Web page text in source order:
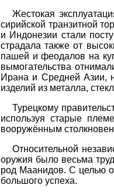
Жестокая
сирийской транзитной
и Индонезии стали
страдала также от
пашей и феодалов на
вымогательства
Ирана и Средней Азии,
изделий из металла,
Турецкому
используя старые
вооружённым
Относительной
оружия было весьма
род Маанидов. С целью
большого успеха.